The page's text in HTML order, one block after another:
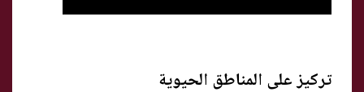
تركيز على المناطق الحيوية